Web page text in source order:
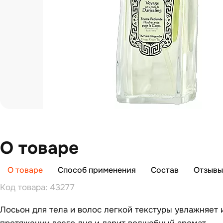
О товаре
О товаре Способ применения Состав
Код товара: 43277
Лосьон для тела и волос легкой текстуры увлажняет